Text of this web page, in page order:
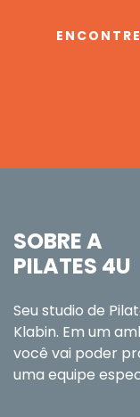
SOBRE A
PILATES 4U
Seu studio de
Klabin. Em um
você vai poder
uma equipe